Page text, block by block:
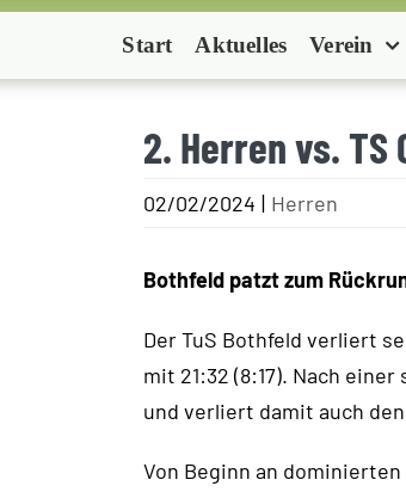
Start Aktuelles Verein
2. Herren vs. TS
02/02/2024 | Herren
Bothfeld patzt zum
Der TuS Bothfeld verliert
mit 21:32 (8:17). Nach
und verliert damit auch
Von Beginn an